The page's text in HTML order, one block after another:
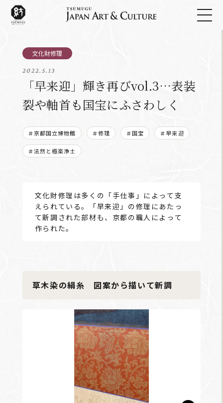
2022.5.13
「早来迎」輝き再びvol.3…表装
裂や軸首も国宝にふさわしく
＃京都国立博物館 ＃修理 ＃国宝 ＃早来迎
＃法然と極楽浄土
文化財修理は多くの「手仕事」によって支
えられている。「早来迎」の修理にあたっ
て新調された部材も、京都の職人によって
作られた。
草木染の絹糸 図案から描いて新調